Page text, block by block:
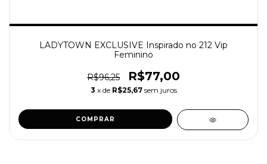
LADYTOWN EXCLUSIVE Inspirado no 212 Vip
Feminino
R$96,25 R$77,00
3 x de R$25,67 sem juros
COMPRAR